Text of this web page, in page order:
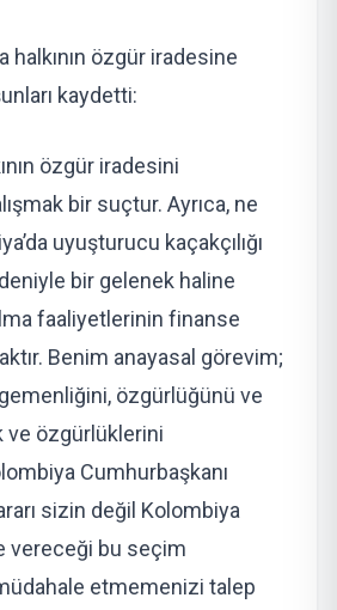
halkının özgür iradesine
kaydetti:
özgür iradesini
bir suçtur. Ayrıca, ne
uyuşturucu kaçakçılığı
bir gelenek haline
faaliyetlerinin finanse
Benim anayasal görevim;
özgürlüğünü ve
ve özgürlüklerini
Cumhurbaşkanı
sizin değil Kolombiya
vereceği bu seçim
etmemenizi talep